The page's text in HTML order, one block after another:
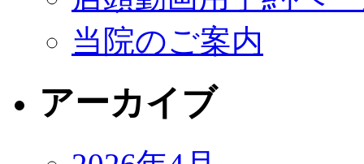
当院のご案内
アーカイブ